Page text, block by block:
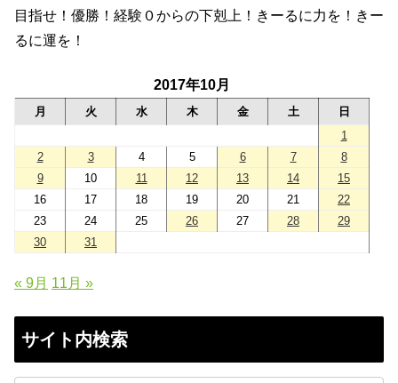
目指せ！優勝！経験０からの下剋上！きーるに力を！きー
るに運を！
2017年10月
月 火 水 木 金 土
日
1
2
3 4 5 6 7
8
9
10 11 12 13 14
15
16
17 18 19 20 21
22
23
24 25 26 27 28
29
30
31
« 9月 11月 »
サイト内検索